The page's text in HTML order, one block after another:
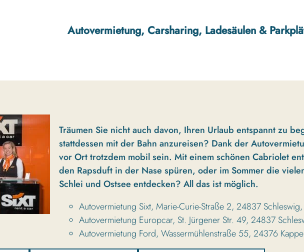
Autovermietung, Carsharing, Ladesäulen &
Träumen Sie nicht auch davon, Ihren Urlaub entspannt zu
stattdessen mit der Bahn anzureisen? Dank der
vor Ort trotzdem mobil sein. Mit einem schönen Cabriolet
den Rapsduft in der Nase spüren, oder im Sommer die
Schlei und Ostsee entdecken? All das ist möglich.
Autovermietung Sixt, Marie-Curie-Straße 2, 24837
Autovermietung Europcar, St. Jürgener Str. 49, 24837
Autovermietung Ford, Wassermühlenstraße 55, 24376